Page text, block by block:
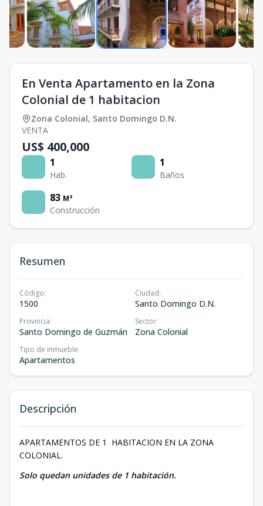
En Venta Apartamento en la Zona
Colonial de 1 habitacion
Zona Colonial, Santo Domingo D.N.
VENTA
US$ 400,000
1
Hab.
1
Baños
83 M²
Construcción
Resumen
Código:
1500
Ciudad:
Santo Domingo D.N.
Provincia:
Santo Domingo de Guzmán
Sector:
Zona Colonial
Tipo de inmueble:
Apartamentos
Descripción
APARTAMENTOS DE 1 HABITACION EN LA ZONA
COLONIAL.
Solo quedan unidades de 1 habitación.